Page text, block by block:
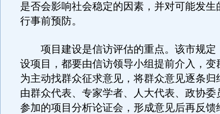
是否会影响社会稳定的因素，并对可能发生
行事前预防。
项目建设是信访评估的重点。该市规定
设项目，都要由信访领导小组提前介入，变
为主动找群众征求意见，将群众意见逐条归
由群众代表、专家学者、人大代表、政协委
参加的项目分析论证会，形成意见后再反馈